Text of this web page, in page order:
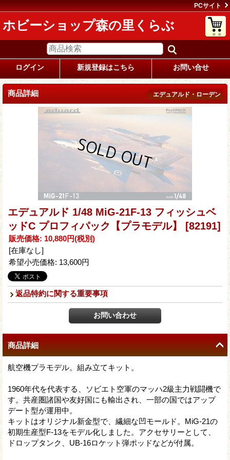
PCサイト
ホビーショップ森の里くらぶ
ログイン 新規登録はこちら お問い合せ
商品詳細 エデュアルド・ローデン
エデュアルド 1/48 MiG-21F-13 フィッシュベ
ッドC プロフィパック【プラモデル】 [82191]
販売価格: 10,880円(税別)
[在庫なし]
希望小売価格: 13,600円
返品特約に関する重要事項
商品詳細
航空機プラモデル。組み立てキット。
1960年代を代表する、ソビエト空軍のマッハ2級主力戦闘機で
す。共産圏諸国や友好国にも輸出され、一部の国ではアップ
デート型が運用中。
キットはオリジナル新金型で、繊細な凹モールド。MiG-21の
初期生産型F-13をモデル化しました。アクセサリーとして、
ドロップタンク、UB-16ロケット弾ポッドなどが付属。